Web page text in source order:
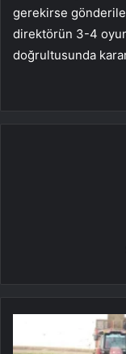
gerekirse
direktörün 3-4
doğrultusunda